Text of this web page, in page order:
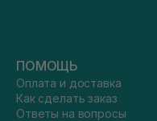
ПОМОЩЬ
Оплата и доставка
Как сделать заказ
Ответы на вопросы